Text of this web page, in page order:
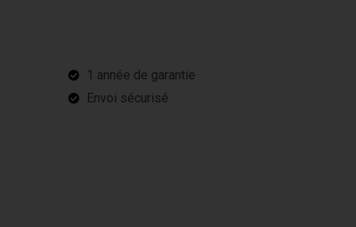
1 année de garantie
Envoi sécurisé